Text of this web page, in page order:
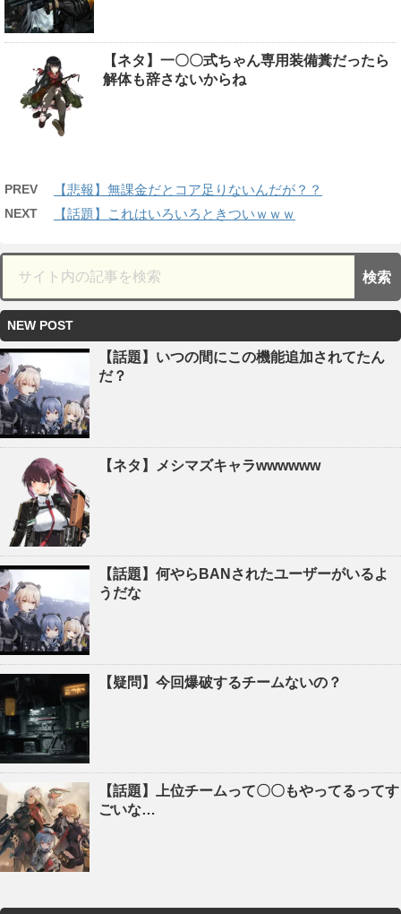
【ネタ】一〇〇式ちゃん専用装備糞だったら
解体も辞さないからね
PREV 【悲報】無課金だとコア足りないんだが？？
NEXT 【話題】これはいろいろときついｗｗｗ
NEW POST
【話題】いつの間にこの機能追加されてたん
だ？
【ネタ】メシマズキャラwwwwww
【話題】何やらBANされたユーザーがいるよ
うだな
【疑問】今回爆破するチームないの？
【話題】上位チームって〇〇もやってるってす
ごいな…